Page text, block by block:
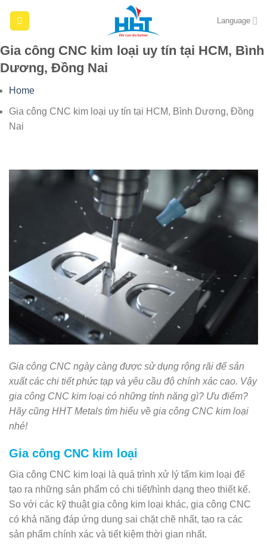
Language
Gia công CNC kim loại uy tín tại HCM, Bình
Dương, Đồng Nai
Home
Gia công CNC kim loại uy tín tại HCM, Bình Dương, Đồng
Nai
Gia công CNC ngày càng được sử dụng rộng rãi để sản
xuất các chi tiết phức tạp và yêu cầu độ chính xác cao. Vậy
gia công CNC kim loại có những tính năng gì? Ưu điểm?
Hãy cũng HHT Metals tìm hiểu về gia công CNC kim loại
nhé!
Gia công CNC kim loại
Gia công CNC kim loại là quá trình xử lý tấm kim loại để
tạo ra những sản phẩm có chi tiết/hình dạng theo thiết kế.
So với các kỹ thuật gia công kim loại khác, gia công CNC
có khả năng đáp ứng dung sai chặt chẽ nhất, tạo ra các
sản phẩm chính xác và tiết kiệm thời gian nhất.